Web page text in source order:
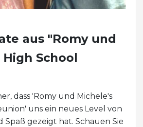
aus "Romy und
School
dass 'Romy und Michele's
uns ein neues Level von
Spaß gezeigt hat. Schauen Sie